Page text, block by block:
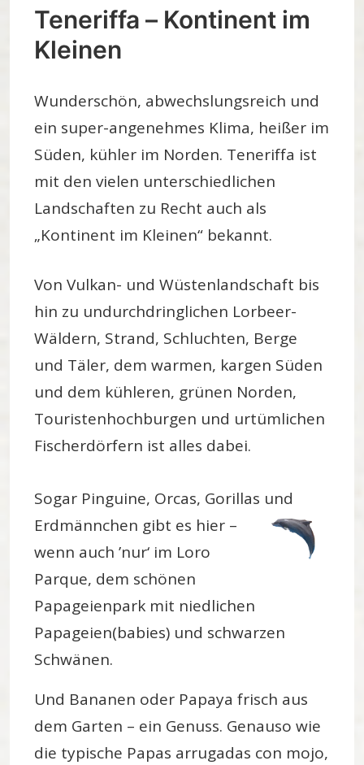
Teneriffa – Kontinent im
Kleinen
Wunderschön, abwechslungsreich und
ein super-angenehmes Klima, heißer im
Süden, kühler im Norden. Teneriffa ist
mit den vielen unterschiedlichen
Landschaften zu Recht auch als
„Kontinent im Kleinen“ bekannt.
Von Vulkan- und Wüstenlandschaft bis
hin zu undurchdringlichen Lorbeer-
Wäldern, Strand, Schluchten, Berge
und Täler, dem warmen, kargen Süden
und dem kühleren, grünen Norden,
Touristenhochburgen und urtümlichen
Fischerdörfern ist alles dabei.
Sogar Pinguine, Orcas, Gorillas und
Erdmännchen gibt es hier –
wenn auch ’nur‘ im Loro
Parque, dem schönen
Papageienpark mit niedlichen
Papageien(babies) und schwarzen
Schwänen.
Und Bananen oder Papaya frisch aus
dem Garten – ein Genuss. Genauso wie
die typische Papas arrugadas con mojo,